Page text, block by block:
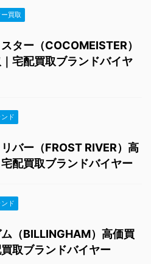
買取
ター（COCOMEISTER）
宅配買取ブランドバイヤ
ド
バー（FROST RIVER）高
配買取ブランドバイヤー
ド
（BILLINGHAM）高価買
取ブランドバイヤー